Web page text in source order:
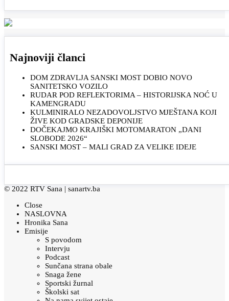
Najnoviji članci
DOM ZDRAVLJA SANSKI MOST DOBIO NOVO
SANITETSKO VOZILO
RUDAR POD REFLEKTORIMA – HISTORIJSKA NOĆ U
KAMENGRADU
KULMINIRALO NEZADOVOLJSTVO MJEŠTANA KOJI
ŽIVE KOD GRADSKE DEPONIJE
DOČEKAJMO KRAJIŠKI MOTOMARATON „DANI
SLOBODE 2026“
SANSKI MOST – MALI GRAD ZA VELIKE IDEJE
© 2022 RTV Sana | sanartv.ba
Close
NASLOVNA
Hronika Sana
Emisije
S povodom
Intervju
Podcast
Sunčana strana obale
Snaga žene
Sportski žurnal
Školski sat